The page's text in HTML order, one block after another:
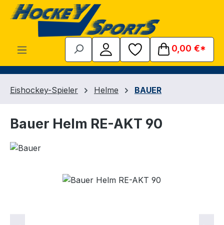
Zum Hauptinhalt springen
0,00 €*
Eishockey-Spieler Helme BAUER
Bauer Helm RE-AKT 90
Bildergalerie überspringen